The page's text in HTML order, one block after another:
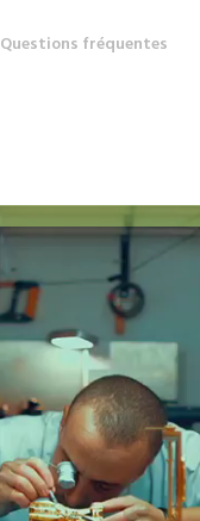
Questions fréquentes